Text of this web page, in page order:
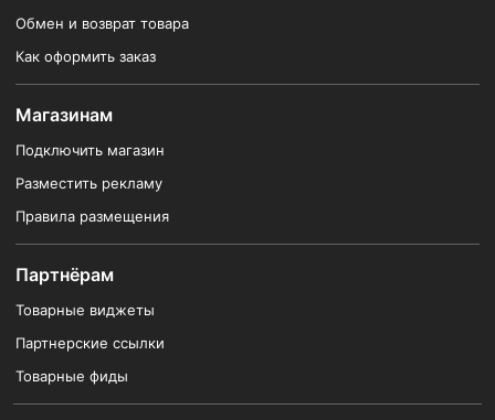
Обмен и возврат товара
Как оформить заказ
Магазинам
Подключить магазин
Разместить рекламу
Правила размещения
Партнёрам
Товарные виджеты
Партнерские ссылки
Товарные фиды